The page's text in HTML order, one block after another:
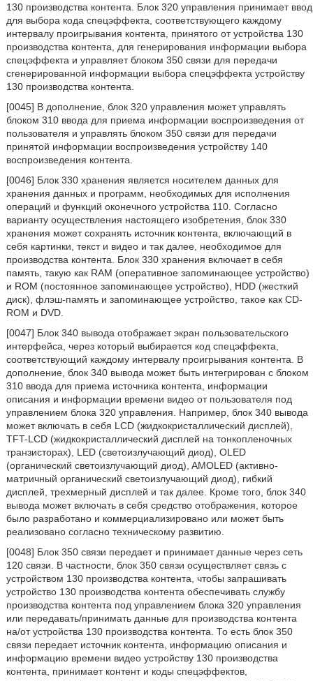
130 производства контента. Блок 320 управления принимает ввод
для выбора кода спецэффекта, соответствующего каждому
интервалу проигрывания контента, принятого от устройства 130
производства контента, для генерирования информации выбора
спецэффекта и управляет блоком 350 связи для передачи
сгенерированной информации выбора спецэффекта устройству
130 производства контента.
[0045] В дополнение, блок 320 управления может управлять
блоком 310 ввода для приема информации воспроизведения от
пользователя и управлять блоком 350 связи для передачи
принятой информации воспроизведения устройству 140
воспроизведения контента.
[0046] Блок 330 хранения является носителем данных для
хранения данных и программ, необходимых для исполнения
операций и функций оконечного устройства 110. Согласно
варианту осуществления настоящего изобретения, блок 330
хранения может сохранять источник контента, включающий в
себя картинки, текст и видео и так далее, необходимое для
производства контента. Блок 330 хранения включает в себя
память, такую как RAM (оперативное запоминающее устройство)
и ROM (постоянное запоминающее устройство), HDD (жесткий
диск), флэш-память и запоминающее устройство, такое как CD-
ROM и DVD.
[0047] Блок 340 вывода отображает экран пользовательского
интерфейса, через который выбирается код спецэффекта,
соответствующий каждому интервалу проигрывания контента. В
дополнение, блок 340 вывода может быть интегрирован с блоком
310 ввода для приема источника контента, информации
описания и информации времени видео от пользователя под
управлением блока 320 управления. Например, блок 340 вывода
может включать в себя LCD (жидкокристаллический дисплей),
TFT-LCD (жидкокристаллический дисплей на тонкопленочных
транзисторах), LED (светоизлучающий диод), OLED
(органический светоизлучающий диод), AMOLED (активно-
матричный органический светоизлучающий диод), гибкий
дисплей, трехмерный дисплей и так далее. Кроме того, блок 340
вывода может включать в себя средство отображения, которое
было разработано и коммерциализировано или может быть
реализовано согласно техническому развитию.
[0048] Блок 350 связи передает и принимает данные через сеть
120 связи. В частности, блок 350 связи осуществляет связь с
устройством 130 производства контента, чтобы запрашивать
устройство 130 производства контента обеспечивать службу
производства контента под управлением блока 320 управления
или передавать/принимать данные для производства контента
на/от устройства 130 производства контента. То есть блок 350
связи передает источник контента, информацию описания и
информацию времени видео устройству 130 производства
контента, принимает контент и коды спецэффектов,